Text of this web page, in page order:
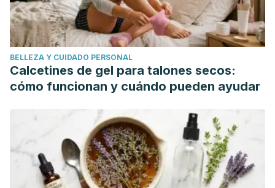
eds. Textbook of Family Medicine. 9th ed. Philadelphia, PA:
Elsevier Saunders; 2016:chap 41.
Ropper AH, Zafonte RD. Sciatica. N Engl J Med.
2015;372(13):1240-1248. PMID: 25806916
ncbi.nlm.nih.gov/pubmed/25806916
Fitzgerald, Robert H; Kaufer, Herbert; Malkani, Arthur L
(2004). «Lumbalgia y ciática». Ortopedia. Ed. Médica
Panamericana. pp. 1308-1322. ISBN 950060793X.
Consultado el 30 de diciembre de 2013.
Diccionario Inglés de Oxford, 2 ª ed. “A1450a la Humanidad
(Brandl).”
BELLEZA Y CUIDADO PERSONAL
Calcetines de gel para talones secos:
cómo funcionan y cuándo pueden ayudar